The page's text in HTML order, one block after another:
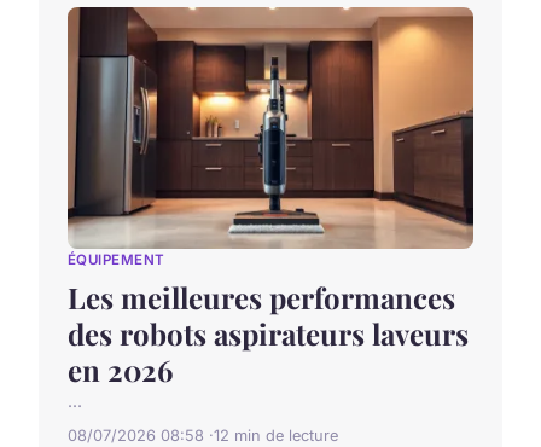
ÉQUIPEMENT
Les meilleures performances
des robots aspirateurs laveurs
en 2026
...
08/07/2026 08:58 12 min de lecture